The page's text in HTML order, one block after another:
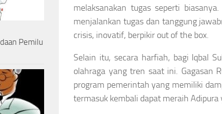
melaksanakan tugas seperti
menjalankan tugas dan tanggung
crisis, inovatif, berpikir out of the box.
Selain itu, secara harfiah, bagi Iqbal
olahraga yang tren saat ini. Gagasan
program pemerintah yang memiliki
termasuk kembali dapat meraih
Pemilu